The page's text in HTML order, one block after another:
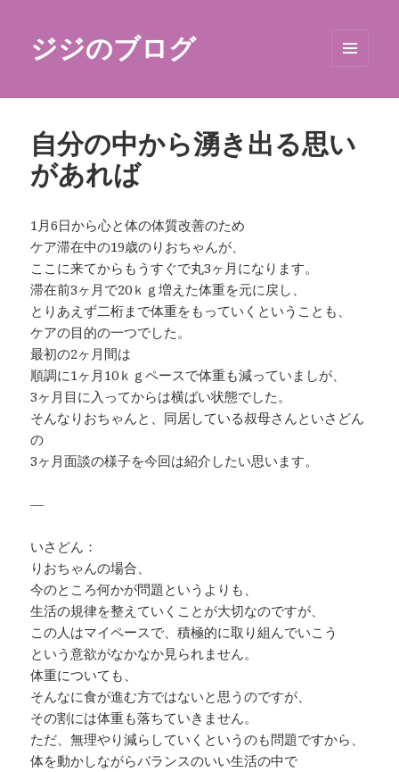
ジジのブログ
自分の中から湧き出る思い
があれば
1月6日から心と体の体質改善のため
ケア滞在中の19歳のりおちゃんが、
ここに来てからもうすぐで丸3ヶ月になります。
滞在前3ヶ月で20ｋｇ増えた体重を元に戻し、
とりあえず二桁まで体重をもっていくということも、
ケアの目的の一つでした。
最初の2ヶ月間は
順調に1ヶ月10ｋｇペースで体重も減っていましが、
3ヶ月目に入ってからは横ばい状態でした。
そんなりおちゃんと、同居している叔母さんといさどん
の
3ヶ月面談の様子を今回は紹介したい思います。
—
いさどん：
りおちゃんの場合、
今のところ何かが問題というよりも、
生活の規律を整えていくことが大切なのですが、
この人はマイペースで、積極的に取り組んでいこう
という意欲がなかなか見られません。
体重についても、
そんなに食が進む方ではないと思うのですが、
その割には体重も落ちていきません。
ただ、無理やり減らしていくというのも問題ですから、
体を動かしながらバランスのいい生活の中で